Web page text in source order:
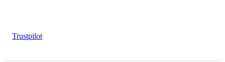
Trustpilot